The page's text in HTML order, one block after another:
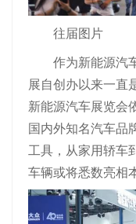
往届图片
作为新能源汽
展自创办以来一直
新能源汽车展览会
国内外知名汽车品
工具，从家用轿车
车辆或将悉数亮相